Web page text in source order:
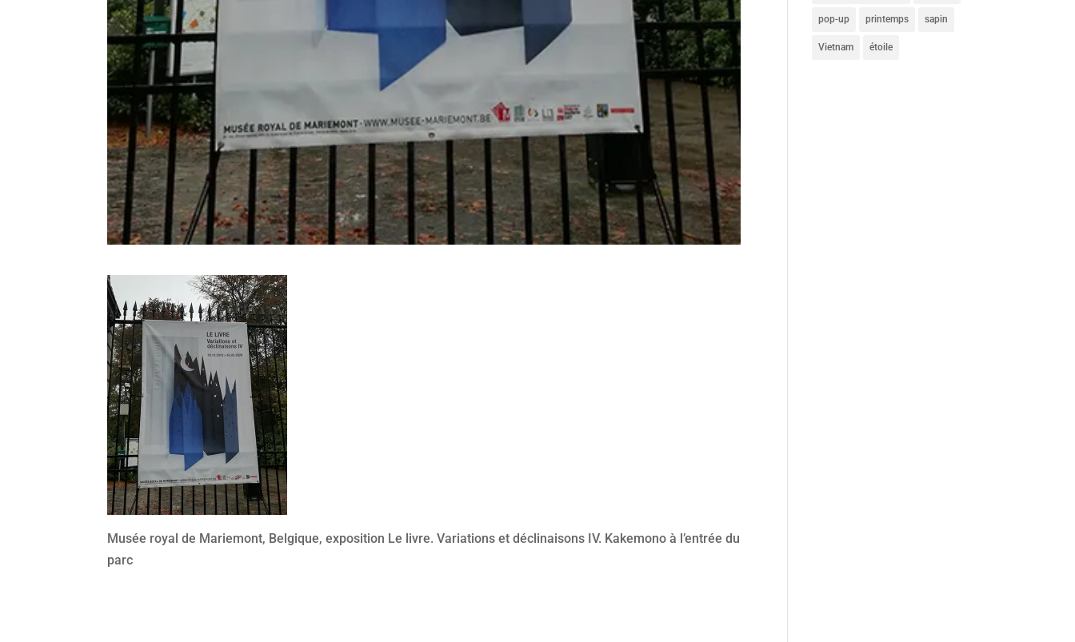
Musée royal de Mariemont, Belgique, exposition Le livre. Variations et déclinaisons IV. Kakemono à l’entrée du
parc
pop-up printemps sapin
Vietnam étoile